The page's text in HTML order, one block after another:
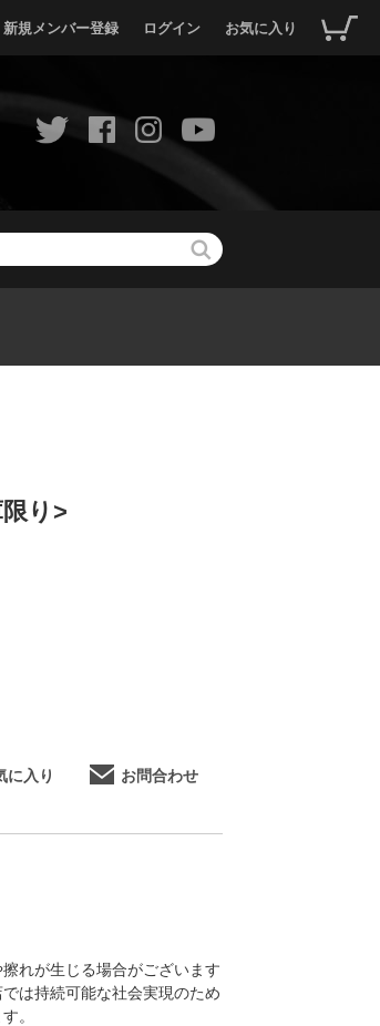
新規メンバー登録 ログイン お気に入り
り>
に入り お問合わせ
れが生じる場合がございます
は持続可能な社会実現のため
。